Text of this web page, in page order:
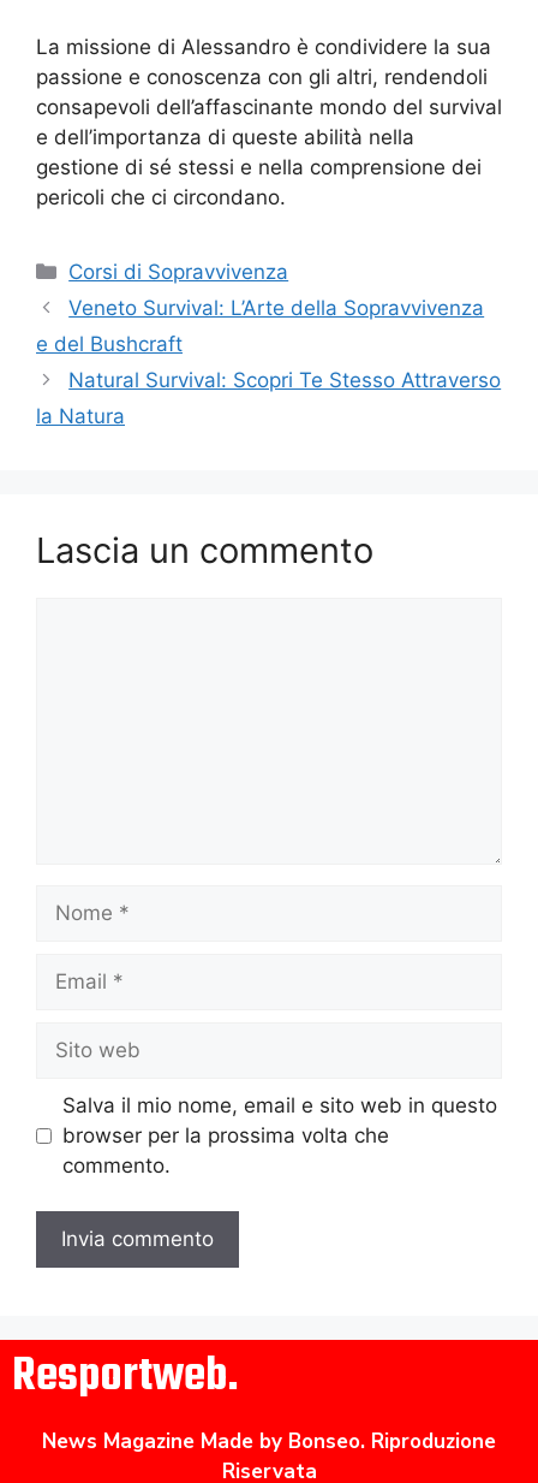
La missione di Alessandro è condividere la sua
passione e conoscenza con gli altri, rendendoli
consapevoli dell’affascinante mondo del survival
e dell’importanza di queste abilità nella
gestione di sé stessi e nella comprensione dei
pericoli che ci circondano.
Corsi di Sopravvivenza
Veneto Survival: L’Arte della Sopravvivenza
e del Bushcraft
Natural Survival: Scopri Te Stesso Attraverso
la Natura
Lascia un commento
Salva il mio nome, email e sito web in questo
browser per la prossima volta che
commento.
Resportweb.
News Magazine Made by Bonseo. Riproduzione
Riservata